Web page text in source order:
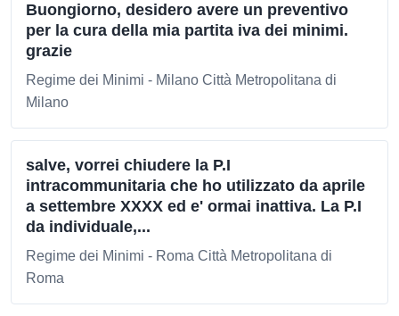
Buongiorno, desidero avere un preventivo
per la cura della mia partita iva dei minimi.
grazie
Regime dei Minimi - Milano Città Metropolitana di
Milano
salve, vorrei chiudere la P.I
intracommunitaria che ho utilizzato da aprile
a settembre XXXX ed e' ormai inattiva. La P.I
da individuale,...
Regime dei Minimi - Roma Città Metropolitana di
Roma